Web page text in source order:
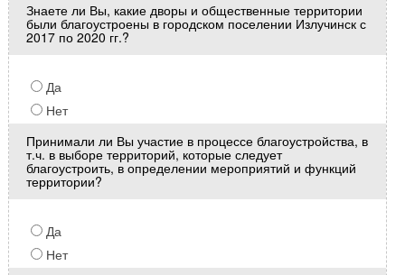
Знаете ли Вы, какие дворы и общественные территории
были благоустроены в городском поселении Излучинск с
2017 по 2020 гг.?
Да
Нет
Принимали ли Вы участие в процессе благоустройства, в
т.ч. в выборе территорий, которые следует
благоустроить, в определении мероприятий и функций
территории?
Да
Нет